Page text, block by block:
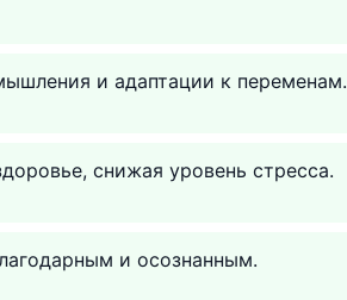
и адаптации к переменам.
снижая уровень стресса.
и осознанным.